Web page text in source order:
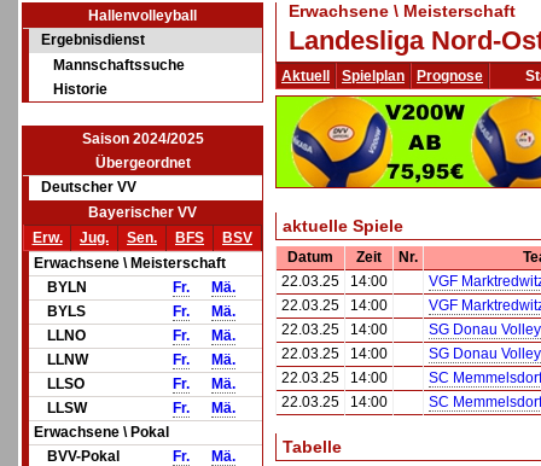
Hallenvolleyball
Ergebnisdienst
Mannschaftssuche
Historie
Saison 2024/2025
Übergeordnet
Deutscher VV
Bayerischer VV
Erw.
Jug. Sen. BFS
BSV
Erwachsene \ Meisterschaft
BYLN
Fr.
Mä.
BYLS
Fr.
Mä.
LLNO
Fr.
Mä.
LLNW
Fr.
Mä.
LLSO
Fr.
Mä.
LLSW
Fr.
Mä.
Erwachsene \ Pokal
BVV-Pokal
Fr.
Mä.
Erwachsene \ Meisterschaft
Landesliga Nord-
Aktuell Spielplan Prognose
aktuelle Spiele
Datum Zeit Nr.
22.03.25
14:00
VGF
22.03.25
14:00
VGF
22.03.25
14:00
SG Donau
22.03.25
14:00
SG Donau
22.03.25
14:00
SC
22.03.25
14:00 SC
Tabelle